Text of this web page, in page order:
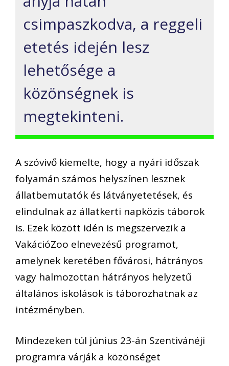
csimpaszkodva, a reggeli
etetés idején lesz
lehetősége a
közönségnek is
megtekinteni.
A szóvivő kiemelte, hogy a nyári időszak
folyamán számos helyszínen lesznek
állatbemutatók és látványetetések, és
elindulnak az állatkerti napközis táborok
is. Ezek között idén is megszervezik a
VakációZoo elnevezésű programot,
amelynek keretében fővárosi, hátrányos
vagy halmozottan hátrányos helyzetű
általános iskolások is táborozhatnak az
intézményben.
Mindezeken túl június 23-án Szentivánéji
programra várják a közönséget